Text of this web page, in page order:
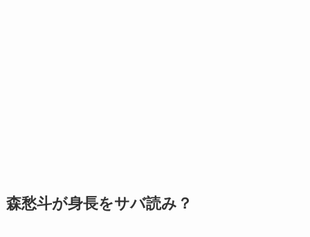
森愁斗が身長をサバ読み？